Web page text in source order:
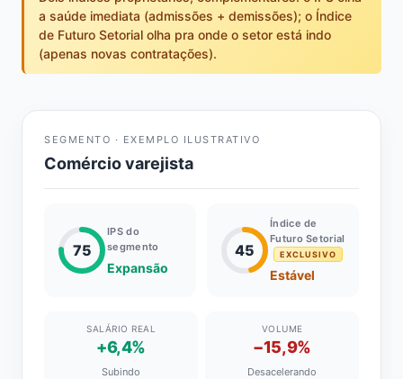
a saúde imediata (admissões + demissões); o Índice
de Futuro Setorial olha pra onde o setor está indo
(apenas novas contratações).
SEGMENTO · EXEMPLO ILUSTRATIVO
Comércio varejista
75
IPS do
segmento
Expansão
45
Índice de
Futuro Setorial
EXCLUSIVO
Estável
SALÁRIO REAL
+6,4%
Subindo
VOLUME
−15,9%
Desacelerando